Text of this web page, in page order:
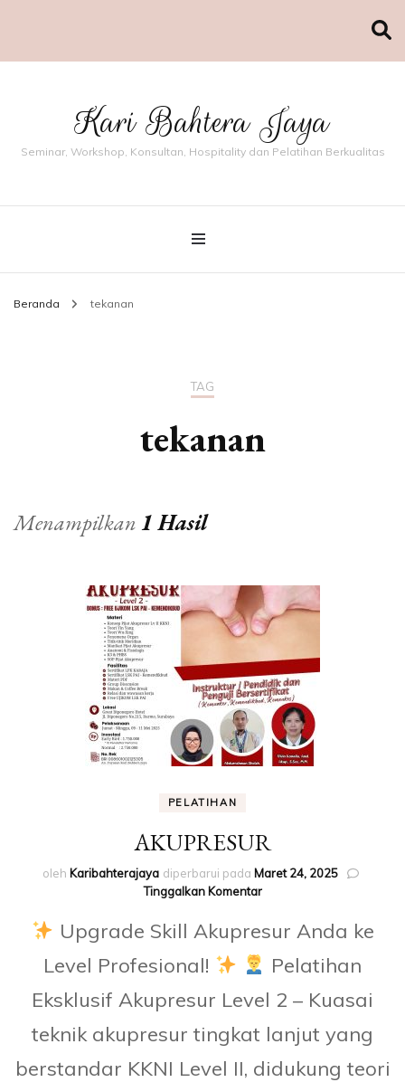
Kari Bahtera Jaya
Seminar, Workshop, Konsultan, Hospitality dan Pelatihan Berkualitas
Beranda tekanan
TAG
tekanan
Menampilkan1 Hasil
PELATIHAN
AKUPRESUR
oleh Karibahterajaya diperbarui pada Maret 24, 2025
Tinggalkan Komentarpada
Upgrade Skill Akupresur Anda ke
Level Profesional!
Pelatihan
Eksklusif Akupresur Level 2 – Kuasai
teknik akupresur tingkat lanjut yang
berstandar KKNI Level II, didukung teori